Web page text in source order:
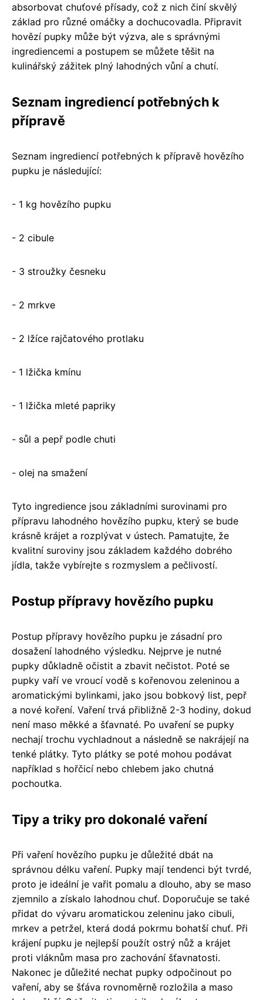
absorbovat chuťové přísady, což z nich činí skvělý
základ pro různé omáčky a dochucovadla. Připravit
hovězí pupky může být výzva, ale s správnými
ingrediencemi a postupem se můžete těšit na
kulinářský zážitek plný lahodných vůní a chutí.
Seznam ingrediencí potřebných k
přípravě
Seznam ingrediencí potřebných k přípravě hovězího
pupku je následující:
- 1 kg hovězího pupku
- 2 cibule
- 3 stroužky česneku
- 2 mrkve
- 2 lžíce rajčatového protlaku
- 1 lžička kmínu
- 1 lžička mleté papriky
- sůl a pepř podle chuti
- olej na smažení
Tyto ingredience jsou základními surovinami pro
přípravu lahodného hovězího pupku, který se bude
krásně krájet a rozplývat v ústech. Pamatujte, že
kvalitní suroviny jsou základem každého dobrého
jídla, takže vybírejte s rozmyslem a pečlivostí.
Postup přípravy hovězího pupku
Postup přípravy hovězího pupku je zásadní pro
dosažení lahodného výsledku. Nejprve je nutné
pupky důkladně očistit a zbavit nečistot. Poté se
pupky vaří ve vroucí vodě s kořenovou zeleninou a
aromatickými bylinkami, jako jsou bobkový list, pepř
a nové koření. Vaření trvá přibližně 2-3 hodiny, dokud
není maso měkké a šťavnaté. Po uvaření se pupky
nechají trochu vychladnout a následně se nakrájejí na
tenké plátky. Tyto plátky se poté mohou podávat
například s hořčicí nebo chlebem jako chutná
pochoutka.
Tipy a triky pro dokonalé vaření
Při vaření hovězího pupku je důležité dbát na
správnou délku vaření. Pupky mají tendenci být tvrdé,
proto je ideální je vařit pomalu a dlouho, aby se maso
zjemnilo a získalo lahodnou chuť. Doporučuje se také
přidat do vývaru aromatickou zeleninu jako cibuli,
mrkev a petržel, která dodá pokrmu bohatší chuť. Při
krájení pupku je nejlepší použít ostrý nůž a krájet
proti vláknům masa pro zachování šťavnatosti.
Nakonec je důležité nechat pupky odpočinout po
vaření, aby se šťáva rovnoměrně rozložila a maso